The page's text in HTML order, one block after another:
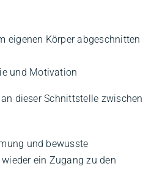
eigenen Körper abgeschnitten
und Motivation
dieser Schnittstelle zwischen
und bewusste
ein Zugang zu den